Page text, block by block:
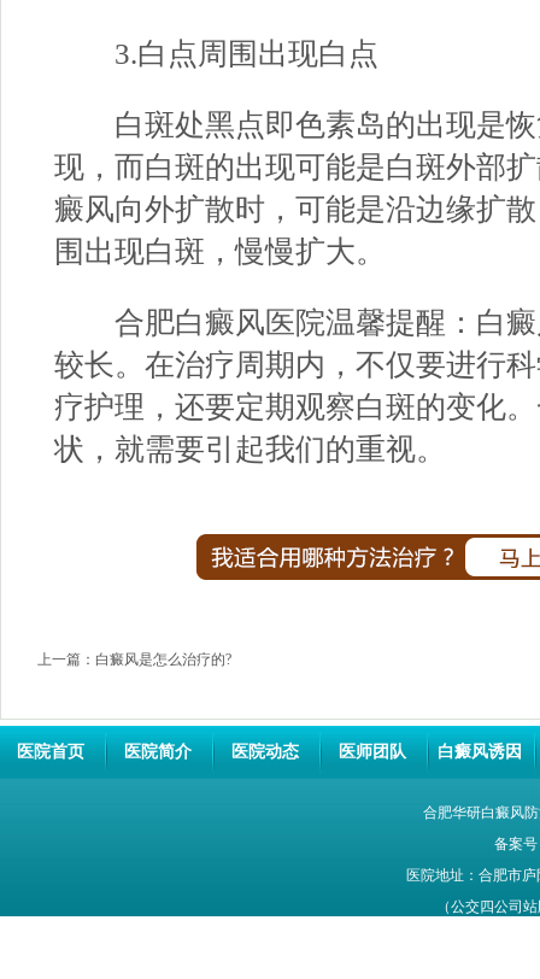
3.白点周围出现白点
白斑处黑点即色素岛的出现是恢
现，而白斑的出现可能是白斑外部
癜风向外扩散时，可能是沿边缘扩
围出现白斑，慢慢扩大。
合肥白癜风医院温馨提醒：白
较长。在治疗周期内，不仅要进行
疗护理，还要定期观察白斑的变化
状，就需要引起我们的重视。
上一篇： 白癜风是怎么治疗的?
医院首页 医院简介 医院动态 医师团队 白癜风诱因
合肥华研白癜风
备案号
医院地址：合肥市
（公交四公司